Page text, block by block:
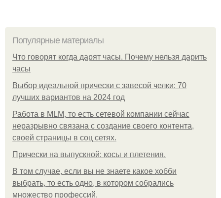
Популярные материалы
Что говорят когда дарят часы. Почему нельзя дарить
часы
Выбор идеальной прически с завесой челки: 70
лучших вариантов на 2024 год
Работа в MLM, то есть сетевой компании сейчас
неразрывно связана с создание своего контента,
своей страницы в соц сетях.
Прически на выпускной: косы и плетения.
В том случае, если вы не знаете какое хобби
выбрать, то есть одно, в котором собрались
множество профессий.